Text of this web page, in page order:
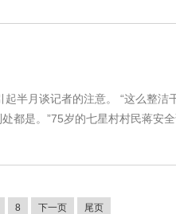
半月谈记者的注意。 “这么整洁
都是。”75岁的七星村村民蒋安
8 下一页 尾页